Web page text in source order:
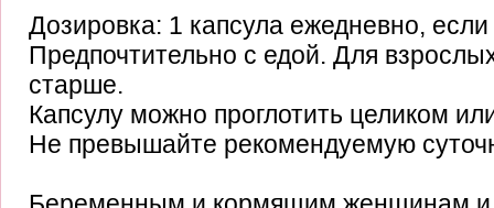
Дозировка: 1 капсула ежедневно,
Предпочтительно с едой. Для
старше.
Капсулу можно проглотить целиком
Не превышайте рекомендуемую